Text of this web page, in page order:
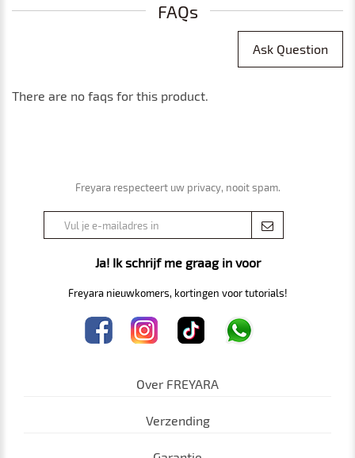
FAQs
Ask Question
There are no faqs for this product.
Freyara respecteert uw privacy, nooit spam.
Ja! Ik schrijf me graag in voor
Freyara nieuwkomers, kortingen voor tutorials!
Over FREYARA
Verzending